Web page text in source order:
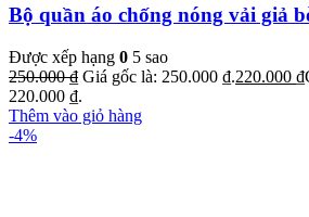
Bộ quần áo chống nóng vải giả
Được xếp hạng 0 5 sao
250.000₫ Giá gốc là: 250.000 ₫.220.000 ₫
220.000 ₫.
Thêm vào giỏ hàng
-4%